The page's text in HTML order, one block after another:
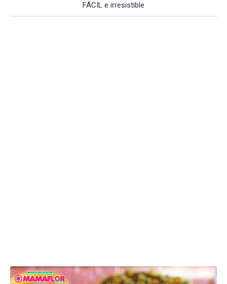
FÁCIL e irresistible